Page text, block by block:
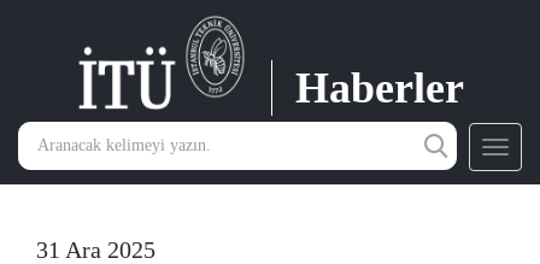
Haberler
31 Ara 2025